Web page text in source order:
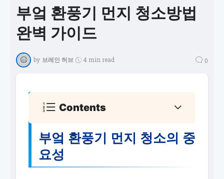
부엌 환풍기 먼지 청소방법
완벽 가이드
by 브레인 허브 4 min read 0
Contents
부엌 환풍기 먼지 청소의 중
요성